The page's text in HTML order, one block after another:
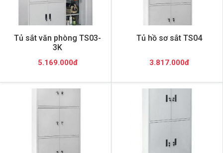
Tủ sắt văn phòng TS03-
3K
5.169.000đ
Tủ hồ sơ sắt TS04
3.817.000đ